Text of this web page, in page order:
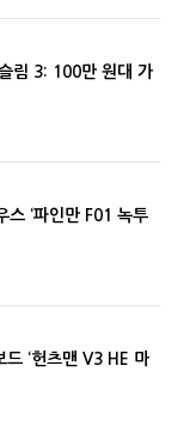
림 3: 100만 원대 가
스 ‘파인만 F01 녹투
‘헌츠맨 V3 HE 마